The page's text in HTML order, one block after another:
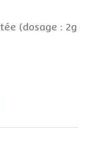
(dosage : 2g